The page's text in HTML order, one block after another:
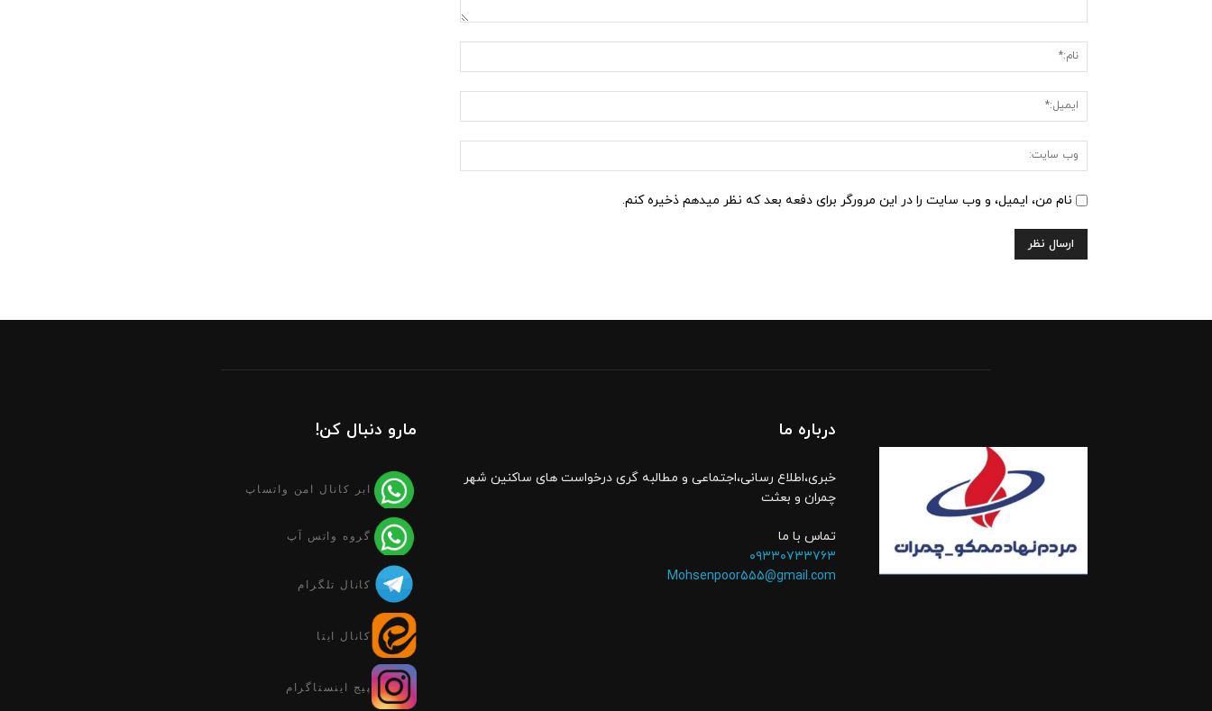
سایت:
نام من، ایمیل، و وب سایت را در این مرورگر برای دفعه بعد که نظر میدهم ذخیره کنم.
درباره ما
خبری،اطلاع رسانی،اجتماعی و مطالبه گری درخواست های ساکنین شهر
چمران و بعثت
تماس با ما
۰۹۳۳۰۷۳۳۷۶۳
Mohsenpoor555@gmail.com
مارو دنبال کن!
ابر کانال امن واتساپ
گروه واتس آپ
کانال تلگرام
کانال ایتا
پیج اینستاگرام